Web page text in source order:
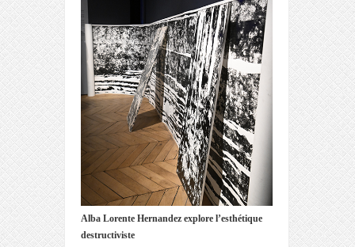
Alba Lorente Hernandez explore l’esthétique
destructiviste